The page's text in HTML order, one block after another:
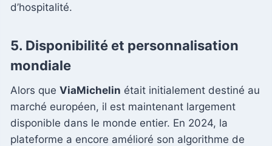
d’hospitalité.
5. Disponibilité et personnalisation
mondiale
Alors que ViaMichelin était initialement destiné au
marché européen, il est maintenant largement
disponible dans le monde entier. En 2024, la
plateforme a encore amélioré son algorithme de